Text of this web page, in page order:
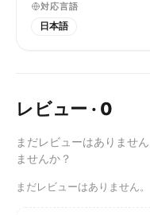
対応言語
日本語
レビュー · 0
まだレビューはありませ
ませんか？
まだレビューはありません。